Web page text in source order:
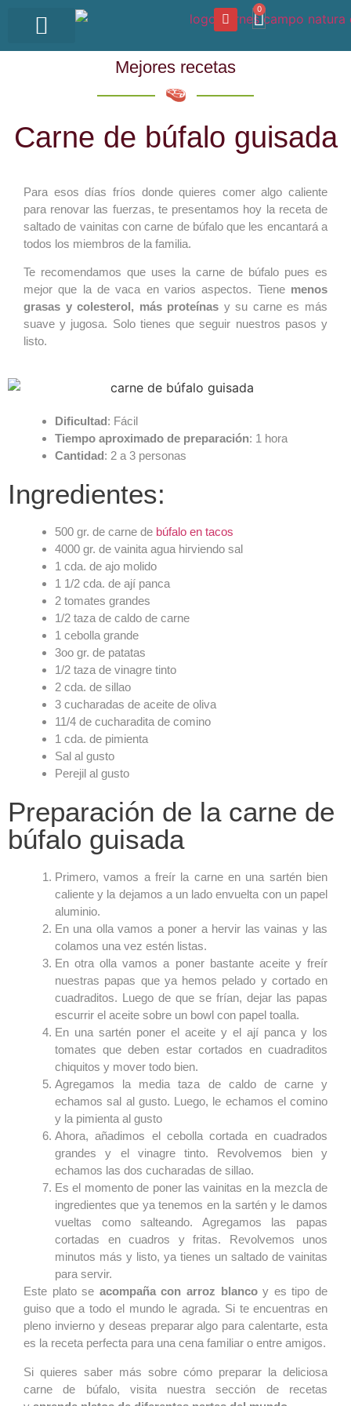
0
Mejores recetas
Carne de búfalo guisada
Para esos días fríos donde quieres comer algo caliente
para renovar las fuerzas, te presentamos hoy la receta de
saltado de vainitas con carne de búfalo que les encantará a
todos los miembros de la familia.
Te recomendamos que uses la carne de búfalo pues es
mejor que la de vaca en varios aspectos. Tiene menos
grasas y colesterol, más proteínas y su carne es más
suave y jugosa. Solo tienes que seguir nuestros pasos y
listo.
Dificultad: Fácil
Tiempo aproximado de preparación: 1 hora
Cantidad: 2 a 3 personas
Ingredientes:
500 gr. de carne de búfalo en tacos
4000 gr. de vainita agua hirviendo sal
1 cda. de ajo molido
1 1/2 cda. de ají panca
2 tomates grandes
1/2 taza de caldo de carne
1 cebolla grande
3oo gr. de patatas
1/2 taza de vinagre tinto
2 cda. de sillao
3 cucharadas de aceite de oliva
11/4 de cucharadita de comino
1 cda. de pimienta
Sal al gusto
Perejil al gusto
Preparación de la carne de
búfalo guisada
Primero, vamos a freír la carne en una sartén bien
caliente y la dejamos a un lado envuelta con un papel
aluminio.
En una olla vamos a poner a hervir las vainas y las
colamos una vez estén listas.
En otra olla vamos a poner bastante aceite y freír
nuestras papas que ya hemos pelado y cortado en
cuadraditos. Luego de que se frían, dejar las papas
escurrir el aceite sobre un bowl con papel toalla.
En una sartén poner el aceite y el ají panca y los
tomates que deben estar cortados en cuadraditos
chiquitos y mover todo bien.
Agregamos la media taza de caldo de carne y
echamos sal al gusto. Luego, le echamos el comino
y la pimienta al gusto
Ahora, añadimos el cebolla cortada en cuadrados
grandes y el vinagre tinto. Revolvemos bien y
echamos las dos cucharadas de sillao.
Es el momento de poner las vainitas en la mezcla de
ingredientes que ya tenemos en la sartén y le damos
vueltas como salteando. Agregamos las papas
cortadas en cuadros y fritas. Revolvemos unos
minutos más y listo, ya tienes un saltado de vainitas
para servir.
Este plato se acompaña con arroz blancoy es tipo de
guiso que a todo el mundo le agrada. Si te encuentras en
pleno invierno y deseas preparar algo para calentarte, esta
es la receta perfecta para una cena familiar o entre amigos.
Si quieres saber más sobre cómo preparar la deliciosa
carne de búfalo, visita nuestra sección de recetas